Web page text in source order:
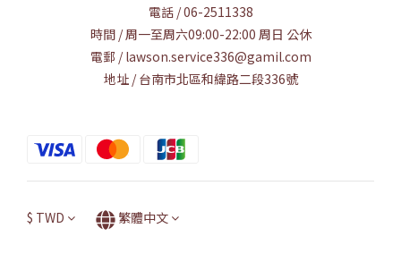
電話 / 06-2511338
時間 / 周一至周六09:00-22:00 周日 公休
電郵 / lawson.service336@gamil.com
地址 / 台南市北區和緯路二段336號
$ TWD 繁體中文